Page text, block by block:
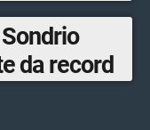
da record